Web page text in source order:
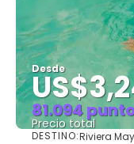
Desde
81.094
Precio total
DESTINO:Riviera